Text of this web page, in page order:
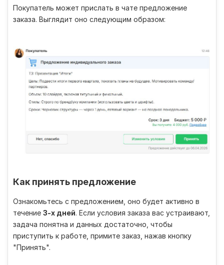
Покупатель может прислать в чате предложение
заказа. Выглядит оно следующим образом:
Как принять предложение
Ознакомьтесь с предложением, оно будет активно в
течение 3-х дней. Если условия заказа вас устраивают,
задача понятна и данных достаточно, чтобы
приступить к работе, примите заказ, нажав кнопку
"Принять".